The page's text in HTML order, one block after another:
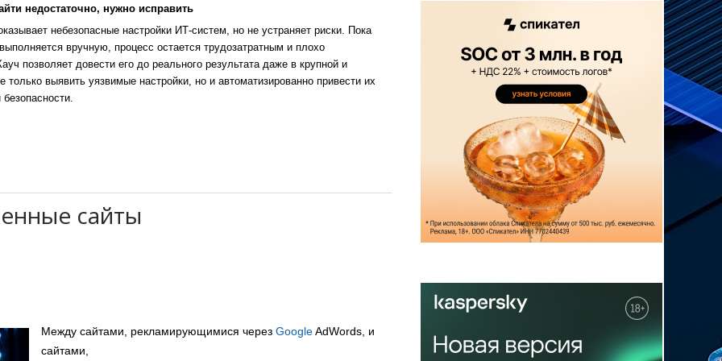
недостаточно, нужно исправить
небезопасные настройки ИТ-систем, но не устраняет риски. Пока
вручную, процесс остается трудозатратным и плохо
позволяет довести его до реального результата даже в крупной и
выявить уязвимые настройки, но и автоматизированно привести их
сайты
Между сайтами, рекламирующимися через GoogleAdWords, и
сайтами,